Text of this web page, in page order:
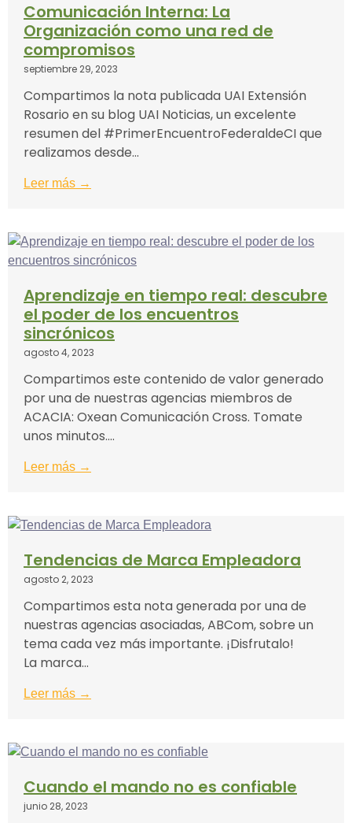
Comunicación Interna: La
Organización como una red de
compromisos
septiembre 29, 2023
Compartimos la nota publicada UAI Extensión
Rosario en su blog UAI Noticias, un excelente
resumen del #PrimerEncuentroFederaldeCI que
realizamos desde...
Leer más →
Aprendizaje en tiempo real: descubre
el poder de los encuentros
sincrónicos
agosto 4, 2023
Compartimos este contenido de valor generado
por una de nuestras agencias miembros de
ACACIA: Oxean Comunicación Cross. Tomate
unos minutos....
Leer más →
Tendencias de Marca Empleadora
agosto 2, 2023
Compartimos esta nota generada por una de
nuestras agencias asociadas, ABCom, sobre un
tema cada vez más importante. ¡Disfrutalo!
La marca...
Leer más →
Cuando el mando no es confiable
junio 28, 2023